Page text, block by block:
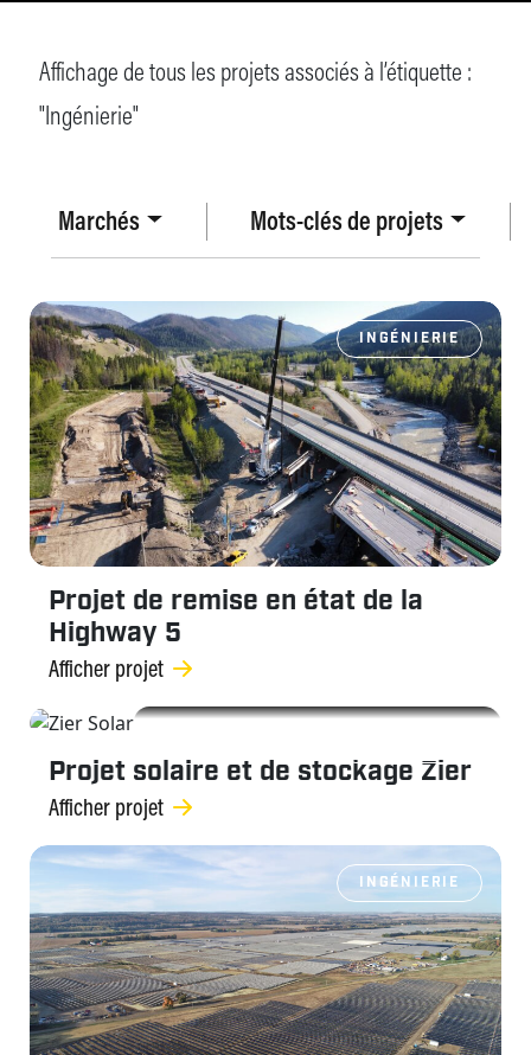
Marchés Mots-clés de projets
Affichage de tous les projets associés à l’étiquette :
"Ingénierie"
INGÉNIERIE
Projet de remise en état de la
Highway 5
Afficher projet
Projet solaire et de stockage Zier
Afficher projet
INGÉNIERIE